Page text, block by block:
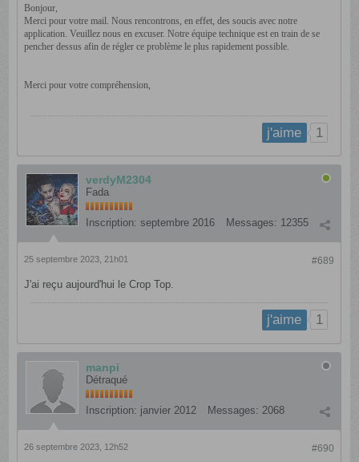
Bonjour,
Merci pour votre mail. Nous rencontrons, en effet, des soucis avec notre
application. Veuillez nous en excuser. Notre équipe technique est en train de se
pencher dessus afin de régler ce problème le plus rapidement possible.
Merci pour votre compréhension,
j'aime 1
verdyM2304
Fada
Inscription: septembre 2016 Messages: 12355
#689
25 septembre 2023, 21h01
J'ai reçu aujourd'hui le Crop Top.
j'aime 1
manpi
Détraqué
Inscription: janvier 2012 Messages: 2068
#690
26 septembre 2023, 12h52